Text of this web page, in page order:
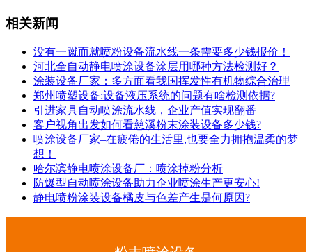
相关新闻
没有一蹴而就喷粉设备流水线一条需要多少钱报价！
河北全自动静电喷涂设备涂层用哪种方法检测好？
涂装设备厂家：多方面看我国挥发性有机物综合治理
郑州喷塑设备:设备液压系统的问题有啥检测依据?
引进家具自动喷涂流水线，企业产值实现翻番
客户视角出发如何看慈溪粉末涂装设备多少钱?
喷涂设备厂家–在疲倦的生活里,也要全力拥抱温柔的梦
想！
哈尔滨静电喷涂设备厂：喷涂掉粉分析
防爆型自动喷涂设备助力企业喷涂生产更安心!
静电喷粉涂装设备橘皮与色差产生是何原因?